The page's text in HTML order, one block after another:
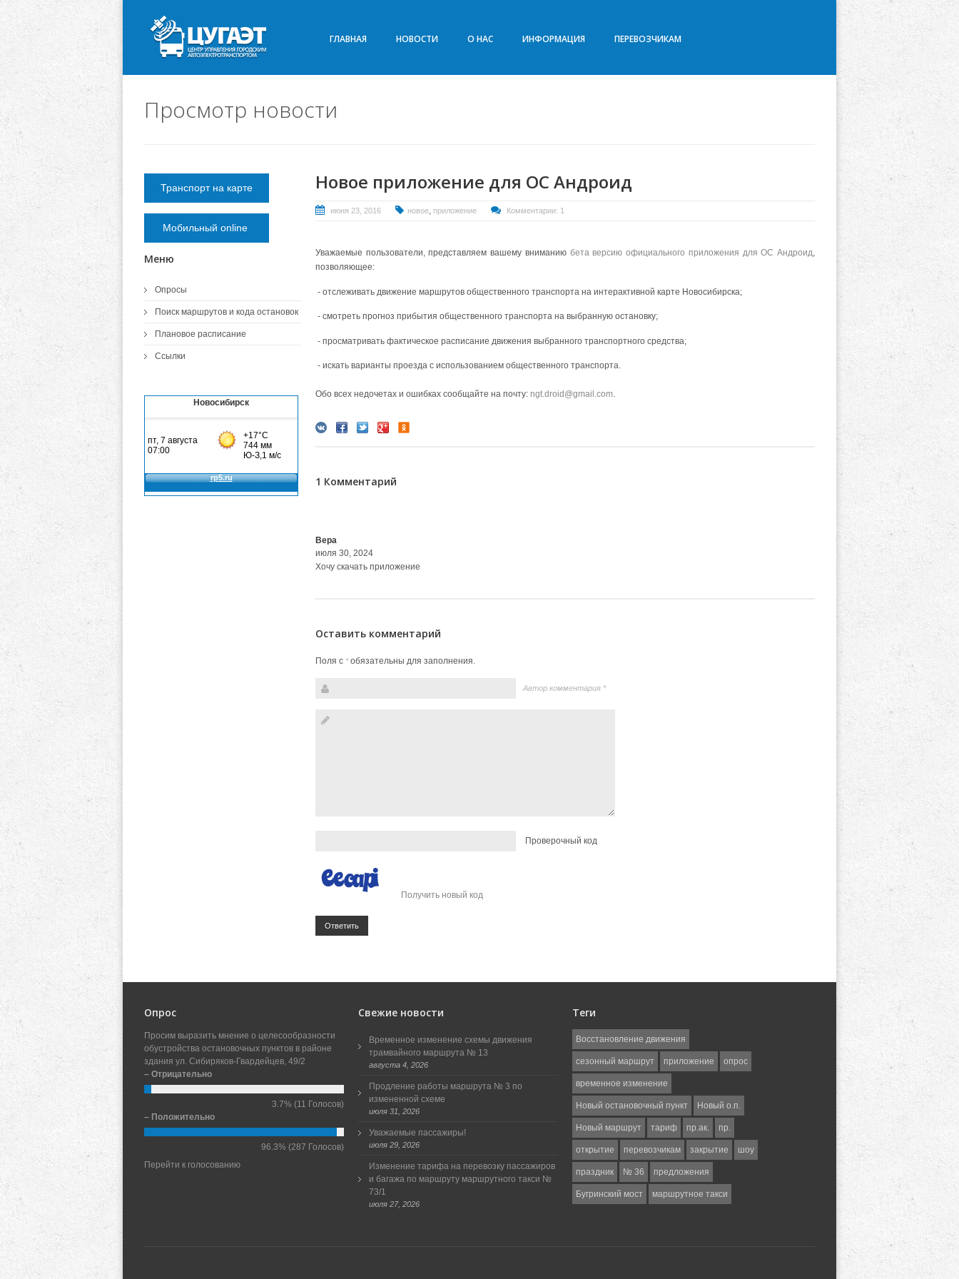
ГЛАВНАЯ НОВОСТИ О НАС ИНФОРМАЦИЯ ПЕРЕВОЗЧИКАМ
Просмотр новости
Новое приложение для ОС Андроид
июня 23, 2016 новое, приложение Комментарии: 1
Уважаемые пользователи, представляем вашему вниманию бета версию официального приложения для ОС Андроид,
позволяющее:
- отслеживать движение маршрутов общественного транспорта на интерактивной карте Новосибирска;
- смотреть прогноз прибытия общественного транспорта на выбранную остановку;
- просматривать фактическое расписание движения выбранного транспортного средства;
- искать варианты проезда с использованием общественного транспорта.
Обо всех недочетах и ошибках сообщайте на почту: ngt.droid@gmail.com.
1 Комментарий
Вера
июля 30, 2024
Хочу скачать приложение
Оставить комментарий
Поля с *обязательны для заполнения.
Автор комментария *
Проверочный код
Получить новый код
Ответить
Транспорт на карте
Мобильный online
Меню
Опросы
Поиск маршрутов и кода остановок
Плановое расписание
Ссылки
Новосибирск
Опрос
Просим выразить мнение о целесообразности
обустройства остановочных пунктов в районе
здания ул. Сибиряков-Гвардейцев, 49/2
– Отрицательно
3.7% (11 Голосов)
– Положительно
96.3% (287 Голосов)
Перейти к голосованию
Свежие новости
Временное изменение схемы движения
трамвайного маршрута № 13
августа 4, 2026
Продление работы маршрута № 3 по
измененной схеме
июля 31, 2026
Уважаемые пассажиры!
июля 29, 2026
Изменение тарифа на перевозку пассажиров
и багажа по маршруту маршрутного такси №
73/1
июля 27, 2026
Теги
Восстановление движения
сезонный маршрут приложение опрос
временное изменение
Новый остановочный пункт Новый о.п.
Новый маршрут тариф пр.ак. пр.
открытие перевозчикам закрытие шоу
праздник № 36 предложения
Бугринский мост маршрутное такси